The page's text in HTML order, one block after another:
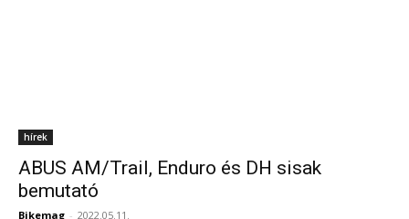
hírek
ABUS AM/Trail, Enduro és DH sisak
bemutató
Bikemag - 2022.05.11.